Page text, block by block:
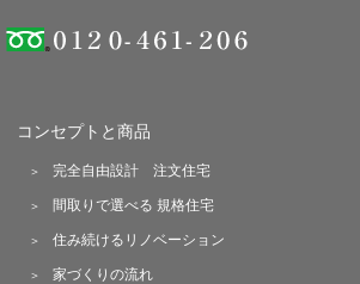
コンセプトと商品
完全自由設計 注文住宅
間取りで選べる 規格住宅
住み続けるリノベーション
家づくりの流れ